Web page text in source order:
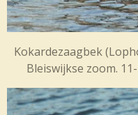
Kokardezaagbek (
Bleiswijkse